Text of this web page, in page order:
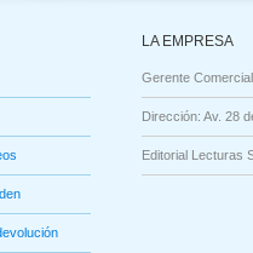
LA EMPRESA
Gerente
Dirección: Av. 28
Editorial Lecturas